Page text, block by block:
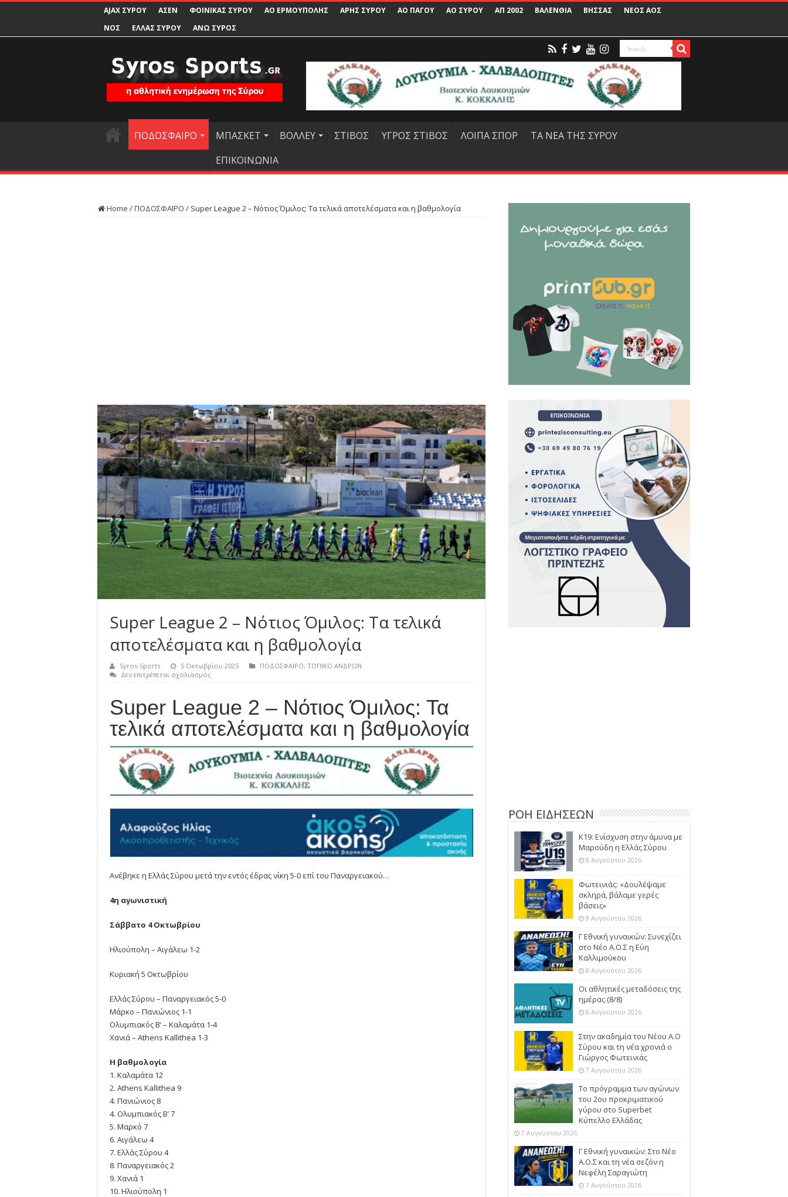
AJAX ΣΥΡΟΥ ΑΣΕΝ ΦΟΙΝΙΚΑΣ ΣΥΡΟΥ ΑΟ ΕΡΜΟΥΠΟΛΗΣ ΑΡΗΣ ΣΥΡΟΥ ΑΟ ΠΑΓΟΥ ΑΟ ΣΥΡΟΥ ΑΠ 2002 ΒΑΛΕΝΘΙΑ ΒΗΣΣΑΣ
ΝΕΟΣ ΑΟΣ
ΝΟΣ
ΕΛΛΑΣ ΣΥΡΟΥ ΑΝΩ ΣΥΡΟΣ
ΠΟΔΟΣΦΑΙΡΟ ΜΠΑΣΚΕΤ ΒΟΛΛΕΥ ΣΤΙΒΟΣ ΥΓΡΟΣ ΣΤΙΒΟΣ ΛΟΙΠΑ ΣΠΟΡ
ΤΑ ΝΕΑ ΤΗΣ ΣΥΡΟΥ
ΕΠΙΚΟΙΝΩΝΙΑ
Home /ΠΟΔΟΣΦΑΙΡΟ / Super League 2 – Νότιος Όμιλος: Τα τελικά αποτελέσματα και η βαθμολογία
Super League 2 – Νότιος Όμιλος: Τα τελικά
αποτελέσματα και η βαθμολογία
Syros-Sports 5 Οκτωβρίου 2025 ΠΟΔΟΣΦΑΙΡΟ, ΤΟΠΙΚΟ ΑΝΔΡΩΝ
Δεν επιτρέπεται σχολιασμόςστο
Νότιος
Όμιλος:
Τα
τελικά
αποτελέσματα
και
η
βαθμολογία
Super League 2 – Νότιος Όμιλος: Τα
τελικά αποτελέσματα και η βαθμολογία
Ανέβηκε η Ελλάς Σύρου μετά την εντός έδρας νίκη 5-0 επί του Παναργειακού…
4η αγωνιστική
Σάββατο 4 Οκτωβρίου
Ηλιούπολη – Αιγάλεω 1-2
Κυριακή 5 Οκτωβρίου
Ελλάς Σύρου – Παναργειακός 5-0
Μάρκο – Πανιώνιος 1-1
Ολυμπιακός Β’ – Καλαμάτα 1-4
Χανιά – Athens Kallithea 1-3
Η βαθμολογία
1. Καλαμάτα 12
2. Athens Kallithea 9
4. Πανιώνιος 8
4. Ολυμπιακός Β’ 7
5. Μαρκό 7
6. Αιγάλεω 4
7. Ελλάς Σύρου 4
8. Παναργειακός 2
9. Χανιά 1
10. Ηλιούπολη 1
ΡΟΗ ΕΙΔΗΣΕΩΝ
Κ19: Ενίσχυση στην άμυνα με
Μαρούδη η Ελλάς Σύρου
8 Αυγούστου 2026
Φωτεινιάς: «Δουλέψαμε
σκληρά, βάλαμε γερές
βάσεις»
8 Αυγούστου 2026
Γ Εθνική γυναικών: Συνεχίζει
στο Νέο Α.Ο.Σ η Εύη
Καλλιμούκου
8 Αυγούστου 2026
Οι αθλητικές μεταδόσεις της
ημέρας (8/8)
8 Αυγούστου 2026
Στην ακαδημία του Νέου Α.Ο
Σύρου και τη νέα χρονιά ο
Γιώργος Φωτεινιάς
7 Αυγούστου 2026
Το πρόγραμμα των αγώνων
του 2ου προκριματικού
γύρου στο Superbet
Κύπελλο Ελλάδας
7 Αυγούστου 2026
Γ Εθνική γυναικών: Στο Νέο
Α.Ο.Σ και τη νέα σεζόν η
Νεφέλη Σαραγιώτη
7 Αυγούστου 2026